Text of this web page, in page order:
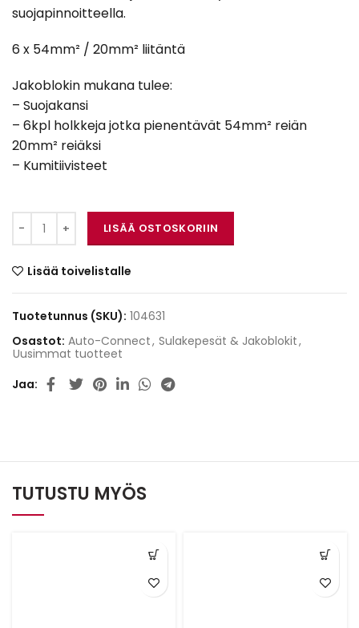
suojapinnoitteella.
6 x 54mm² / 20mm² liitäntä
Jakoblokin mukana tulee:
– Suojakansi
– 6kpl holkkeja jotka pienentävät 54mm² reiän
20mm² reiäksi
– Kumitiivisteet
Auto-Connect 720L1DB5324 (Jakoblokki) määrä
LISÄÄ OSTOSKORIIN
Lisää toivelistalle
Tuotetunnus (SKU): 104631
Osastot: Auto-Connect, Sulakepesät & Jakoblokit,
Uusimmat tuotteet
Jaa
TUTUSTU MYÖS